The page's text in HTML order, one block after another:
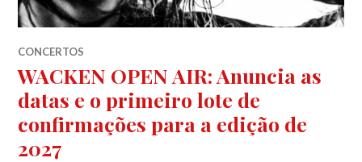
CONCERTOS
WACKEN OPEN AIR: Anuncia as
datas e o primeiro lote de
confirmações para a edição de
2027